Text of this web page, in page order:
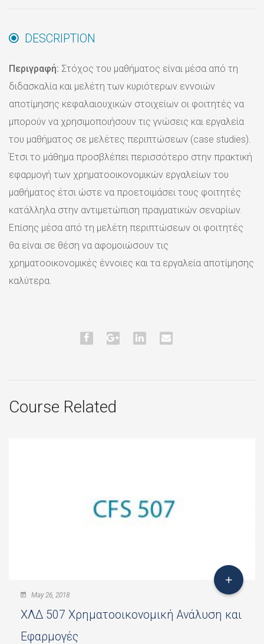
DESCRIPTION
Περιγραφή: Στόχος του μαθήματος είναι μέσα από τη
διδασκαλία και μελέτη των κυριότερων εννοιών
αποτίμησης κεφαλαιουχικών στοιχείων οι φοιτητές να
μπορούν να χρησιμοποιήσουν τις γνώσεις και εργαλεία
του μαθήματος σε μελέτες περιπτώσεων (case studies).
Έτσι το μάθημα προσβλέπει περισσότερο στην πρακτική
εφαρμογή των χρηματοοικονομικών εργαλείων του
μαθήματος έτσι ώστε να προετοιμάσει τους φοιτητές
κατάλληλα στην αντιμετώπιση πραγματικών σεναρίων.
Επίσης μέσα από τη μελέτη περιπτώσεων οι φοιτητές
θα είναι σε θέση να αφομοιώσουν τις
χρηματοοικονομικές έννοιες και τα εργαλεία αποτίμησης
καλύτερα.
Course Related
May 26, 2018
ΧΛΔ 507 Χρηματοοικονομική Ανάλυση και
Εφαρμογές